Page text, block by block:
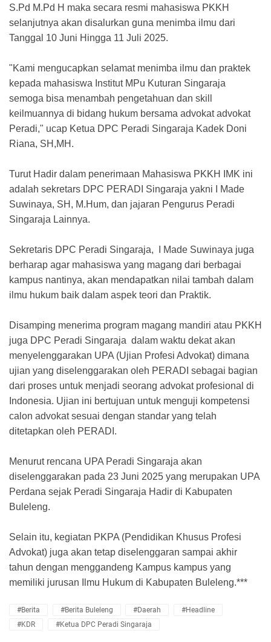
S.Pd M.Pd H maka secara resmi mahasiswa PKKH
selanjutnya akan disalurkan guna menimba ilmu dari
Tanggal 10 Juni Hingga 11 Juli 2025.
"Kami mengucapkan selamat menimba ilmu dan praktek
kepada mahasiswa Institut MPu Kuturan Singaraja
semoga bisa menambah pengetahuan dan skill
keilmuannya di bidang hukum bersama advokat advokat
Peradi," ucap Ketua DPC Peradi Singaraja Kadek Doni
Riana, SH,MH.
Turut Hadir dalam penerimaan Mahasiswa PKKH IMK ini
adalah sekretars DPC PERADI Singaraja yakni I Made
Suwinaya, SH, M.Hum, dan jajaran Pengurus Peradi
Singaraja Lainnya.
Sekretaris DPC Peradi Singaraja, I Made Suwinaya juga
berharap agar mahasiswa yang magang dari berbagai
kampus nantinya, akan mendapatkan nilai tambah dalam
ilmu hukum baik dalam aspek teori dan Praktik.
Disamping menerima program magang mandiri atau PKKH
juga DPC Peradi Singaraja dalam waktu dekat akan
menyelenggarakan UPA (Ujian Profesi Advokat) dimana
ujian yang diselenggarakan oleh PERADI sebagai bagian
dari proses untuk menjadi seorang advokat profesional di
Indonesia. Ujian ini bertujuan untuk menguji kompetensi
calon advokat sesuai dengan standar yang telah
ditetapkan oleh PERADI.
Menurut rencana UPA Peradi Singaraja akan
diselenggarakan pada 23 Juni 2025 yang merupakan UPA
Perdana sejak Peradi Singaraja Hadir di Kabupaten
Buleleng.
Selain itu, kegiatan PKPA (Pendidikan Khusus Profesi
Advokat) juga akan tetap diselenggaran sampai akhir
tahun dengan menggandeng Kampus kampus yang
memiliki jurusan Ilmu Hukum di Kabupaten Buleleng.***
#Berita #Berita Buleleng #Daerah
#Headline
#KDR
#Ketua DPC Peradi Singaraja